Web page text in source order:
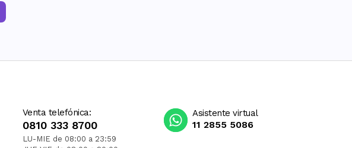
Venta telefónica:
0810 333 8700
LU-MIE de 08:00 a 23:59
Asistente virtual
11 2855 5086